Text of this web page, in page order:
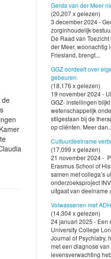
de
Gerda van der Meer
(20,207 x gelezen)
3 december 2024 -
zorginhoudelijk
De Raad van
der Meer, woonachtig
Friesland, brengt...
GGZ oordeelt over
gebeuren.
(18,176 x gelezen)
19 november 2024 -
GGZ- instellingen
wetenschappelijk
stilgestaan bij de
op cliënten. Meer
Cultuurdeelname
(17,099 x gelezen)
21 november 2024 -
Erasmus School of
samen met collega’s
onderzoeksproject
uitgaat van deelname
Volwassenen met
(14,304 x gelezen)
24 januari 2025 - Een
University College
Journal of Psychiatry,
met een diagnose
levensverwachting